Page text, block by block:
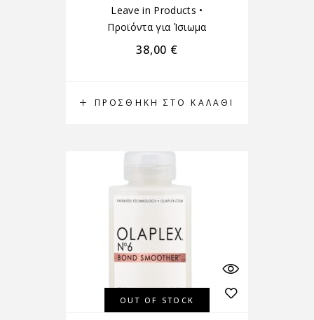
ΠΡΟΣΘΉΚΗ ΣΤΟ ΚΑΛΆΘΙ
Leave in Products •
Προϊόντα για Ίσιωμα
38,00 €
OUT OF STOCK